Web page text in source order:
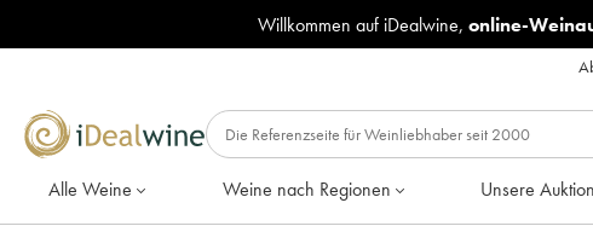
Willkommen auf iDealwine, online-
Alle Weine Weine nach Regionen Unsere